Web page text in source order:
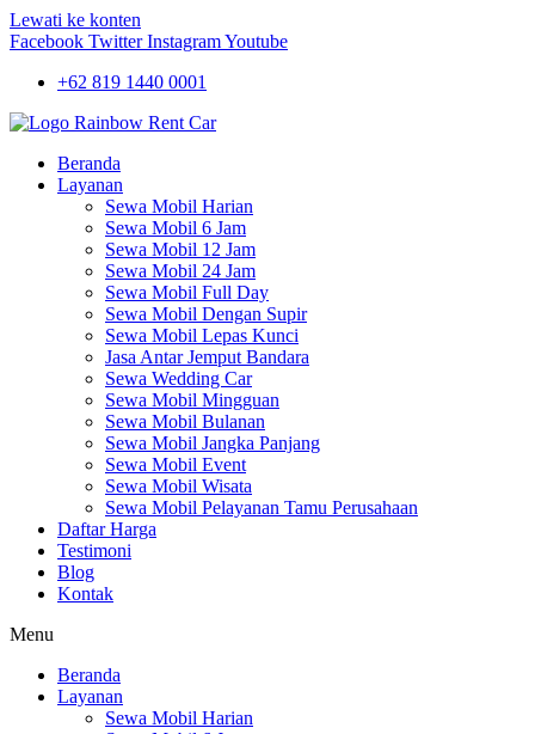
Lewati ke konten
Facebook Twitter InstagramYoutube
+62 819 1440 0001
Beranda
Layanan
Sewa Mobil Harian
Sewa Mobil 6 Jam
Sewa Mobil 12 Jam
Sewa Mobil 24 Jam
Sewa Mobil Full Day
Sewa Mobil Dengan Supir
Sewa Mobil Lepas Kunci
Jasa Antar Jemput Bandara
Sewa Wedding Car
Sewa Mobil Mingguan
Sewa Mobil Bulanan
Sewa Mobil Jangka Panjang
Sewa Mobil Event
Sewa Mobil Wisata
Sewa Mobil Pelayanan Tamu Perusahaan
Daftar Harga
Testimoni
Blog
Kontak
Menu
Beranda
Layanan
Sewa Mobil Harian